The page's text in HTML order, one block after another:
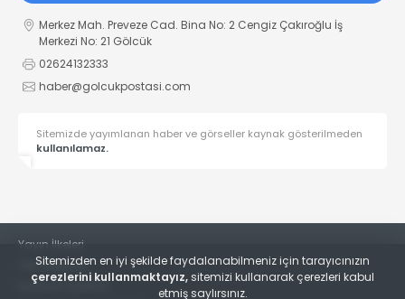
Merkez Mah. Preveze Cad. Bina No: 2 Cengiz Çakıroğlu İş
Merkezi No: 21 Gölcük
02624132333
haber@golcukpostasi.com
Sitemizde yayımlanan haber ve görseller kaynak gösterilmeden
kullanılamaz.
Yayın İlkeleri
Veri Politikası
Kullanım Şartları
Sitemizden en iyi şekilde faydalanabilmeniz için tarayıcınızın
çerezlerini kullanmaktayız, sitemizi kullanarak çerezleri kabul
etmiş saylırsınız.